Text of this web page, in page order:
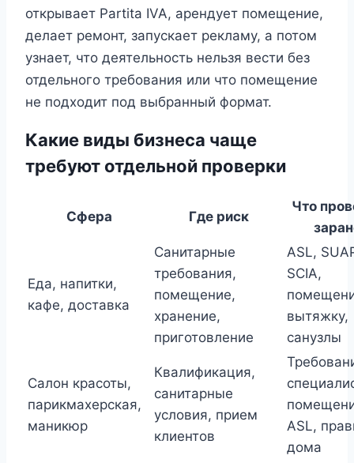
открывает Partita IVA, арендует помещение,
делает ремонт, запускает рекламу, а потом
узнает, что деятельность нельзя вести без
отдельного требования или что помещение
не подходит под выбранный формат.
Какие виды бизнеса чаще
требуют отдельной проверки
Сфера Где риск
Что
Еда, напитки,
кафе, доставка
Санитарные
требования,
помещение,
хранение,
приготовление
ASL,
SCIA,
вытяжку,
санузлы
Салон красоты,
парикмахерская,
маникюр
Квалификация,
санитарные
условия, прием
клиентов
ASL,
дома